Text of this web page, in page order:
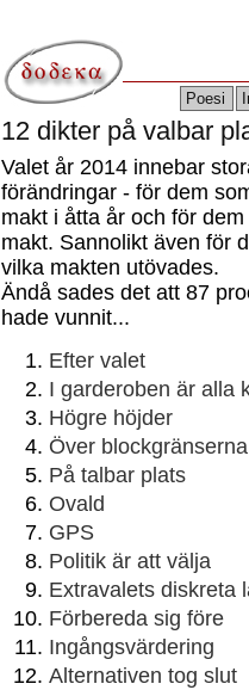
Poesi
12 dikter på valbar
Valet år 2014 innebar
förändringar - för dem
makt i åtta år och för
makt. Sannolikt även för
vilka makten utövades.
Ändå sades det att 87
hade vunnit...
Efter valet
I garderoben är alla
Högre höjder
Över blockgränserna
På talbar plats
Ovald
GPS
Politik är att välja
Extravalets diskreta
Förbereda sig före
Ingångsvärdering
Alternativen tog slut